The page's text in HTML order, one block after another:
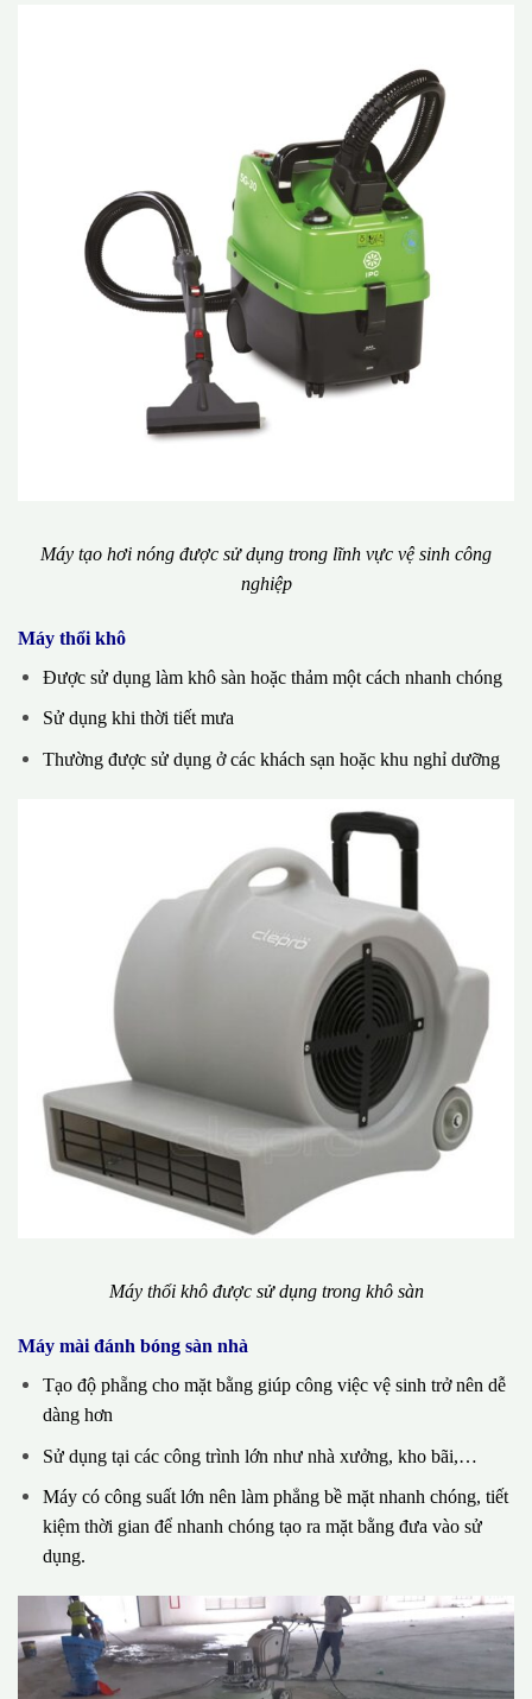
Máy tạo hơi nóng được sử dụng trong lĩnh vực vệ sinh công
nghiệp
Máy thổi khô
Được sử dụng làm khô sàn hoặc thảm một cách nhanh chóng
Sử dụng khi thời tiết mưa
Thường được sử dụng ở các khách sạn hoặc khu nghỉ dưỡng
Máy thổi khô được sử dụng trong khô sàn
Máy mài đánh bóng sàn nhà
Tạo độ phẵng cho mặt bằng giúp công việc vệ sinh trở nên dễ
dàng hơn
Sử dụng tại các công trình lớn như nhà xưởng, kho bãi,…
Máy có công suất lớn nên làm phẳng bề mặt nhanh chóng, tiết
kiệm thời gian để nhanh chóng tạo ra mặt bằng đưa vào sử
dụng.